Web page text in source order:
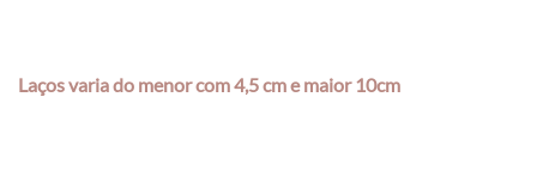
Laços varia do menor com 4,5 cm e maior 10cm